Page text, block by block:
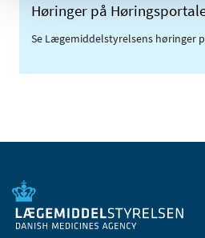
Høringer på
Se Lægemiddelstyrelsens høringer